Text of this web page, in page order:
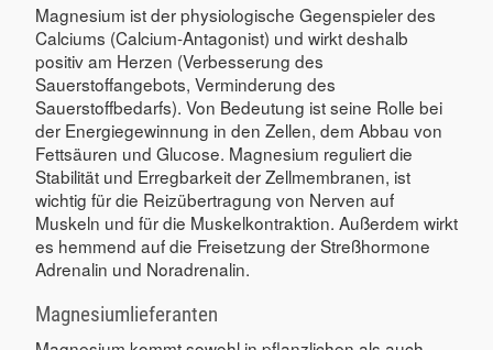
Magnesium ist der physiologische Gegenspieler des
Calciums (Calcium-Antagonist) und wirkt deshalb
positiv am Herzen (Verbesserung des
Sauerstoffangebots, Verminderung des
Sauerstoffbedarfs). Von Bedeutung ist seine Rolle bei
der Energiegewinnung in den Zellen, dem Abbau von
Fettsäuren und Glucose. Magnesium reguliert die
Stabilität und Erregbarkeit der Zellmembranen, ist
wichtig für die Reizübertragung von Nerven auf
Muskeln und für die Muskelkontraktion. Außerdem wirkt
es hemmend auf die Freisetzung der Streßhormone
Adrenalin und Noradrenalin.
Magnesiumlieferanten